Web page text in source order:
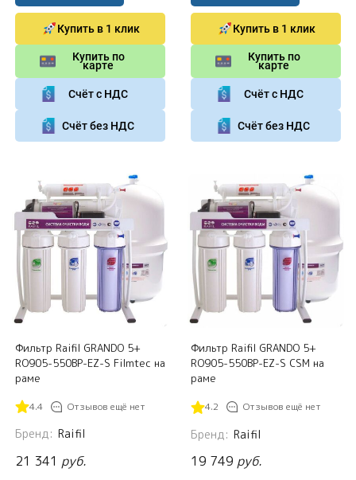
Купить в 1 клик
Купить по
карте
Счёт с НДС
Счёт без НДС
Купить в 1 клик
Купить по
карте
Счёт с НДС
Счёт без НДС
Фильтр Raifil GRANDO 5+
RO905-550BP-EZ-S Filmtec на
раме
4.4 Отзывов ещё нет
Бренд: Raifil
21 341 руб.
Фильтр Raifil GRANDO 5+
RO905-550BP-EZ-S CSM на
раме
4.2 Отзывов ещё нет
Бренд: Raifil
19 749 руб.